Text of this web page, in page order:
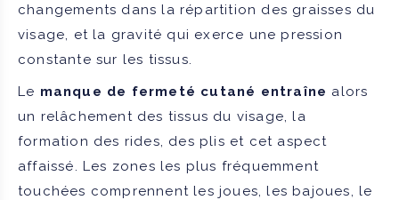
changements dans la répartition des graisses du
visage, et la gravité qui exerce une pression
constante sur les tissus.
Le manque de fermeté cutané entraîne alors
un relâchement des tissus du visage, la
formation des rides, des plis et cet aspect
affaissé. Les zones les plus fréquemment
touchées comprennent les joues, les bajoues, le